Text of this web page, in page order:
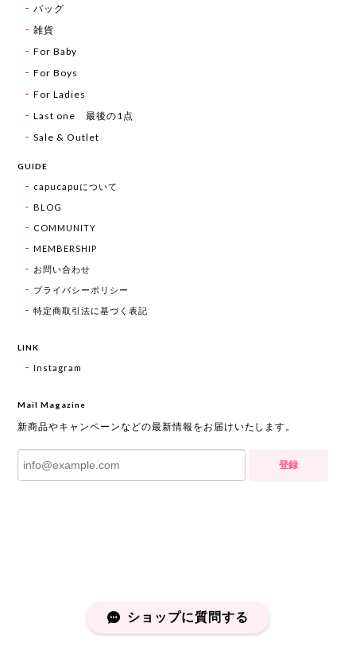
バッグ
雑貨
For Baby
For Boys
For Ladies
Last one 最後の1点
Sale & Outlet
GUIDE
capucapuについて
BLOG
COMMUNITY
MEMBERSHIP
お問い合わせ
プライバシーポリシー
特定商取引法に基づく表記
LINK
Instagram
Mail Magazine
新商品やキャンペーンなどの最新情報をお届けいたします。
登録
ショップに質問する